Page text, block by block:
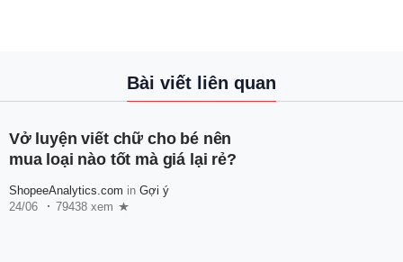
Bài viết liên quan
Vở luyện viết chữ cho bé nên
mua loại nào tốt mà giá lại rẻ?
ShopeeAnalytics.com in Gợi ý
24/06
79438 xem